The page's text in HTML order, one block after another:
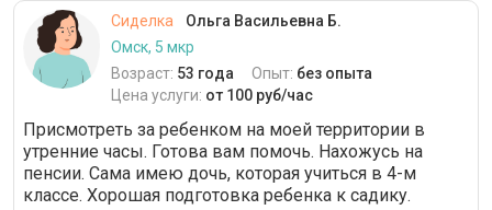
Сиделка
Ольга Васильевна Б.
Омск, 5 мкр
Возраст: 53 года Опыт: без опыта
Цена услуги: от 100 руб/час
Присмотреть за ребенком на моей территории в
утренние часы. Готова вам помочь. Нахожусь на
пенсии. Сама имею дочь, которая учиться в 4-м
классе. Хорошая подготовка ребенка к садику.